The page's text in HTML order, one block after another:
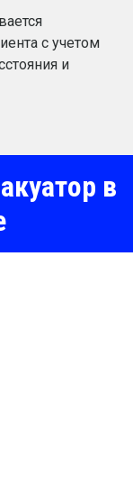
с учетом
и
в